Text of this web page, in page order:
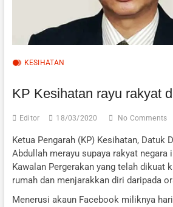
KESIHATAN
KP Kesihatan rayu rakyat
Editor 18/03/2020 No Comments
Ketua Pengarah (KP) Kesihatan, Datuk
Abdullah merayu supaya rakyat negara
Kawalan Pergerakan yang telah dikuat
rumah dan menjarakkan diri daripada
Menerusi akaun Facebook miliknya